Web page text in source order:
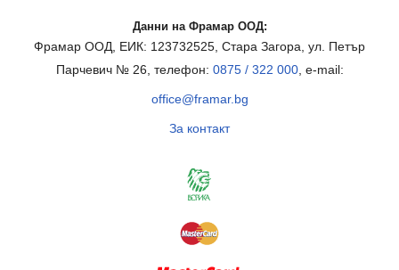
Данни на Фрамар ООД:
Фрамар ООД, ЕИК: 123732525, Стара Загора, ул. Петър
Парчевич № 26, телефон: 0875 / 322 000, e-mail:
office@framar.bg
За контакт